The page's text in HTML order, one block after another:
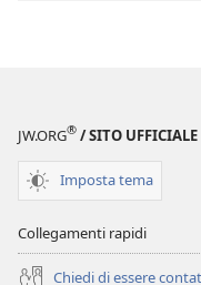
JW.ORG® / SITO
Imposta tema
Collegamenti rapidi
Chiedi di essere